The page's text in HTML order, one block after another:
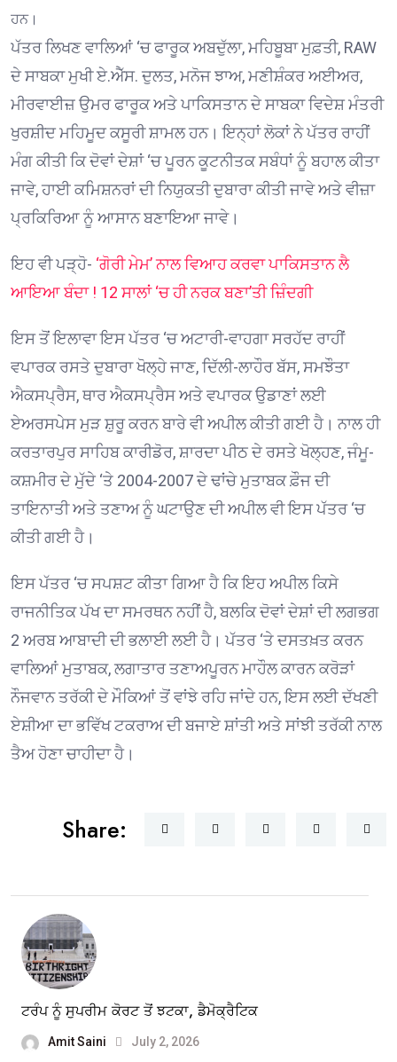
ਹਨ।
ਪੱਤਰ ਲਿਖਣ ਵਾਲਿਆਂ ‘ਚ ਫਾਰੂਕ ਅਬਦੁੱਲਾ, ਮਹਿਬੂਬਾ ਮੁਫ਼ਤੀ, RAW
ਦੇ ਸਾਬਕਾ ਮੁਖੀ ਏ.ਐੱਸ. ਦੁਲਤ, ਮਨੋਜ ਝਾਅ, ਮਣੀਸ਼ੰਕਰ ਅਈਅਰ,
ਮੀਰਵਾਈਜ਼ ਉਮਰ ਫਾਰੂਕ ਅਤੇ ਪਾਕਿਸਤਾਨ ਦੇ ਸਾਬਕਾ ਵਿਦੇਸ਼ ਮੰਤਰੀ
ਖੁਰਸ਼ੀਦ ਮਹਿਮੂਦ ਕਸੂਰੀ ਸ਼ਾਮਲ ਹਨ। ਇਨ੍ਹਾਂ ਲੋਕਾਂ ਨੇ ਪੱਤਰ ਰਾਹੀਂ
ਮੰਗ ਕੀਤੀ ਕਿ ਦੋਵਾਂ ਦੇਸ਼ਾਂ ‘ਚ ਪੂਰਨ ਕੂਟਨੀਤਕ ਸਬੰਧਾਂ ਨੂੰ ਬਹਾਲ ਕੀਤਾ
ਜਾਵੇ, ਹਾਈ ਕਮਿਸ਼ਨਰਾਂ ਦੀ ਨਿਯੁਕਤੀ ਦੁਬਾਰਾ ਕੀਤੀ ਜਾਵੇ ਅਤੇ ਵੀਜ਼ਾ
ਪ੍ਰਕਿਰਿਆ ਨੂੰ ਆਸਾਨ ਬਣਾਇਆ ਜਾਵੇ।
ਇਹ ਵੀ ਪੜ੍ਹੋ- ‘ਗੋਰੀ ਮੇਮ’ ਨਾਲ ਵਿਆਹ ਕਰਵਾ ਪਾਕਿਸਤਾਨ ਲੈ
ਆਇਆ ਬੰਦਾ ! 12 ਸਾਲਾਂ ‘ਚ ਹੀ ਨਰਕ ਬਣਾ’ਤੀ ਜ਼ਿੰਦਗੀ
ਇਸ ਤੋਂ ਇਲਾਵਾ ਇਸ ਪੱਤਰ ‘ਚ ਅਟਾਰੀ-ਵਾਹਗਾ ਸਰਹੱਦ ਰਾਹੀਂ
ਵਪਾਰਕ ਰਸਤੇ ਦੁਬਾਰਾ ਖੋਲ੍ਹੇ ਜਾਣ, ਦਿੱਲੀ-ਲਾਹੌਰ ਬੱਸ, ਸਮਝੌਤਾ
ਐਕਸਪ੍ਰੈਸ, ਥਾਰ ਐਕਸਪ੍ਰੈਸ ਅਤੇ ਵਪਾਰਕ ਉਡਾਣਾਂ ਲਈ
ਏਅਰਸਪੇਸ ਮੁੜ ਸ਼ੁਰੂ ਕਰਨ ਬਾਰੇ ਵੀ ਅਪੀਲ ਕੀਤੀ ਗਈ ਹੈ। ਨਾਲ ਹੀ
ਕਰਤਾਰਪੁਰ ਸਾਹਿਬ ਕਾਰੀਡੋਰ, ਸ਼ਾਰਦਾ ਪੀਠ ਦੇ ਰਸਤੇ ਖੋਲ੍ਹਣ, ਜੰਮੂ-
ਕਸ਼ਮੀਰ ਦੇ ਮੁੱਦੇ ‘ਤੇ 2004-2007 ਦੇ ਢਾਂਚੇ ਮੁਤਾਬਕ ਫ਼ੌਜ ਦੀ
ਤਾਇਨਾਤੀ ਅਤੇ ਤਣਾਅ ਨੂੰ ਘਟਾਉਣ ਦੀ ਅਪੀਲ ਵੀ ਇਸ ਪੱਤਰ ‘ਚ
ਕੀਤੀ ਗਈ ਹੈ।
ਇਸ ਪੱਤਰ ‘ਚ ਸਪਸ਼ਟ ਕੀਤਾ ਗਿਆ ਹੈ ਕਿ ਇਹ ਅਪੀਲ ਕਿਸੇ
ਰਾਜਨੀਤਿਕ ਪੱਖ ਦਾ ਸਮਰਥਨ ਨਹੀਂ ਹੈ, ਬਲਕਿ ਦੋਵਾਂ ਦੇਸ਼ਾਂ ਦੀ ਲਗਭਗ
2 ਅਰਬ ਆਬਾਦੀ ਦੀ ਭਲਾਈ ਲਈ ਹੈ। ਪੱਤਰ ‘ਤੇ ਦਸਤਖ਼ਤ ਕਰਨ
ਵਾਲਿਆਂ ਮੁਤਾਬਕ, ਲਗਾਤਾਰ ਤਣਾਅਪੂਰਨ ਮਾਹੌਲ ਕਾਰਨ ਕਰੋੜਾਂ
ਨੌਜਵਾਨ ਤਰੱਕੀ ਦੇ ਮੌਕਿਆਂ ਤੋਂ ਵਾਂਝੇ ਰਹਿ ਜਾਂਦੇ ਹਨ, ਇਸ ਲਈ ਦੱਖਣੀ
ਏਸ਼ੀਆ ਦਾ ਭਵਿੱਖ ਟਕਰਾਅ ਦੀ ਬਜਾਏ ਸ਼ਾਂਤੀ ਅਤੇ ਸਾਂਝੀ ਤਰੱਕੀ ਨਾਲ
ਤੈਅ ਹੋਣਾ ਚਾਹੀਦਾ ਹੈ।
Share:
ਟਰੰਪ ਨੂੰ ਸੁਪਰੀਮ ਕੋਰਟ ਤੋਂ ਝਟਕਾ, ਡੈਮੋਕ੍ਰੈਟਿਕ
Amit Saini July 2, 2026